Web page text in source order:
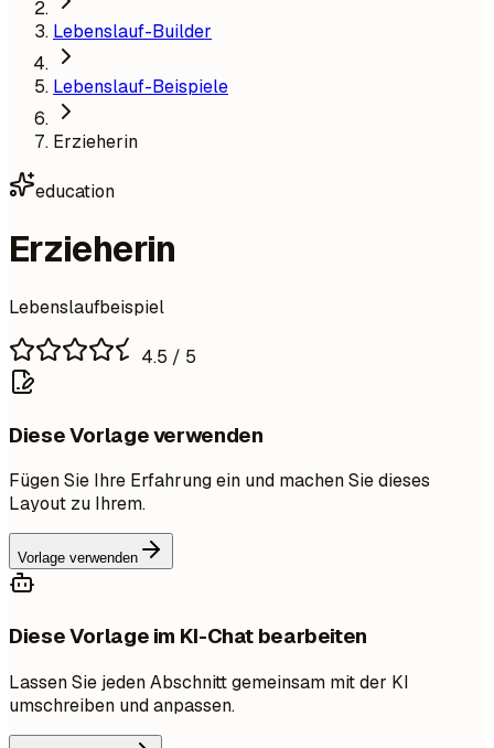
Lebenslauf-Builder
Lebenslauf-Beispiele
Erzieherin
education
Erzieherin
Lebenslaufbeispiel
4.5 / 5
Diese Vorlage verwenden
Fügen Sie Ihre Erfahrung ein und machen Sie dieses
Layout zu Ihrem.
Vorlage verwenden
Diese Vorlage im KI-Chat bearbeiten
Lassen Sie jeden Abschnitt gemeinsam mit der KI
umschreiben und anpassen.